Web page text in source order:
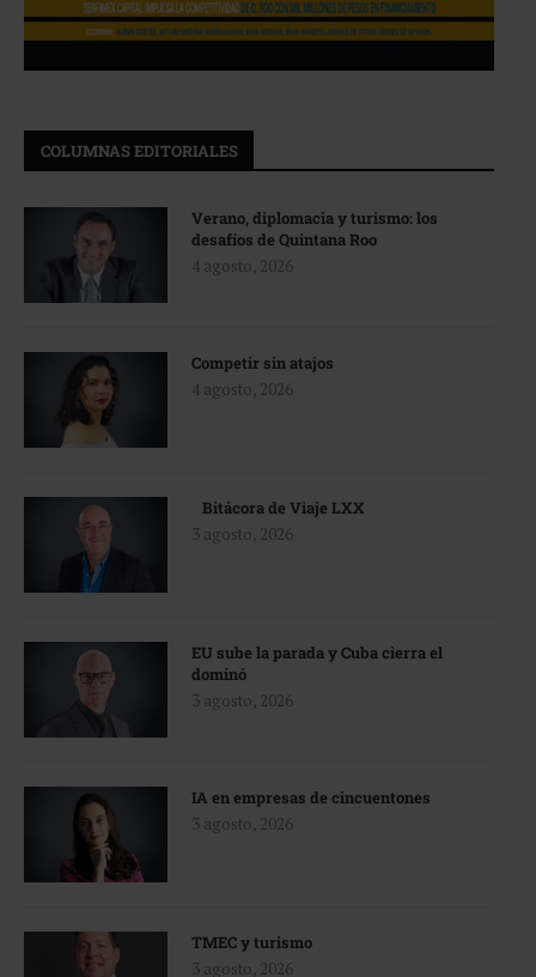
COLUMNAS EDITORIALES
Verano, diplomacia y turismo: los
desafíos de Quintana Roo
4 agosto, 2026
Competir sin atajos
4 agosto, 2026
Bitácora de Viaje LXX
3 agosto, 2026
EU sube la parada y Cuba cierra el
dominó
3 agosto, 2026
IA en empresas de cincuentones
3 agosto, 2026
TMEC y turismo
3 agosto, 2026